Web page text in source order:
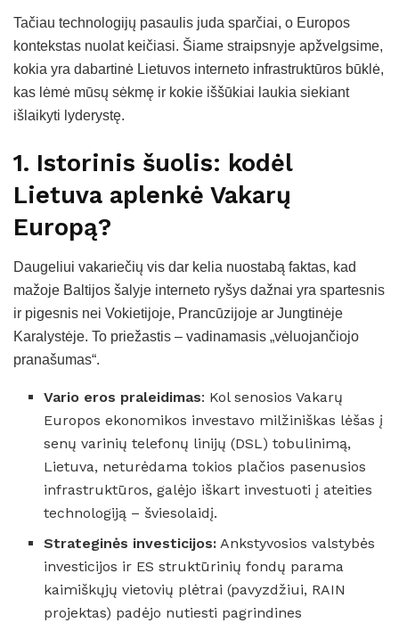
Tačiau technologijų pasaulis juda sparčiai, o Europos
kontekstas nuolat keičiasi. Šiame straipsnyje apžvelgsime,
kokia yra dabartinė Lietuvos interneto infrastruktūros būklė,
kas lėmė mūsų sėkmę ir kokie iššūkiai laukia siekiant
išlaikyti lyderystę.
1. Istorinis šuolis: kodėl
Lietuva aplenkė Vakarų
Europą?
Daugeliui vakariečių vis dar kelia nuostabą faktas, kad
mažoje Baltijos šalyje interneto ryšys dažnai yra spartesnis
ir pigesnis nei Vokietijoje, Prancūzijoje ar Jungtinėje
Karalystėje. To priežastis – vadinamasis „vėluojančiojo
pranašumas“.
Vario eros praleidimas: Kol senosios Vakarų
Europos ekonomikos investavo milžiniškas lėšas į
senų varinių telefonų linijų (DSL) tobulinimą,
Lietuva, neturėdama tokios plačios pasenusios
infrastruktūros, galėjo iškart investuoti į ateities
technologiją – šviesolaidį.
Strateginės investicijos: Ankstyvosios valstybės
investicijos ir ES struktūrinių fondų parama
kaimiškųjų vietovių plėtrai (pavyzdžiui, RAIN
projektas) padėjo nutiesti pagrindines